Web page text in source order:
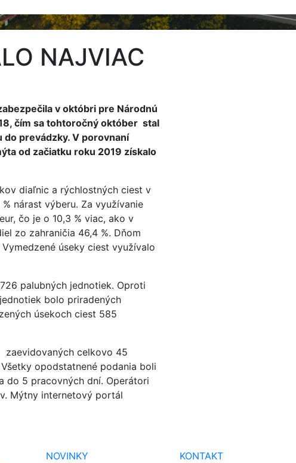
NAJVIAC
v októbri pre Národnú
čím sa tohtoročný október stal
prevádzky. V porovnaní
od začiatku roku 2019 získalo
diaľnic a rýchlostných ciest v
nárast výberu. Za využívanie
čo je o 10,3 % viac, ako v
zo zahraničia 46,4 %. Dňom
úseky ciest využívalo
palubných jednotiek. Oproti
bolo priradených
úsekoch ciest 585
celkovo 45
opodstatnené podania boli
do 5 pracovných dní. Operátori
Mýtny internetový portál
NOVINKY KONTAKT